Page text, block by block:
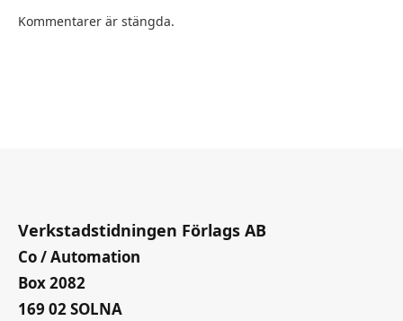
Kommentarer är stängda.
Verkstadstidningen Förlags AB
Co / Automation
Box 2082
169 02 SOLNA